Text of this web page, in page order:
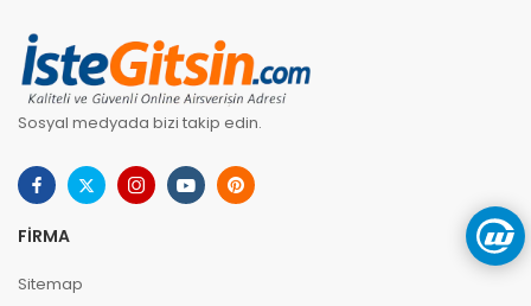
Sosyal medyada bizi takip edin.
FIRMA
Sitemap